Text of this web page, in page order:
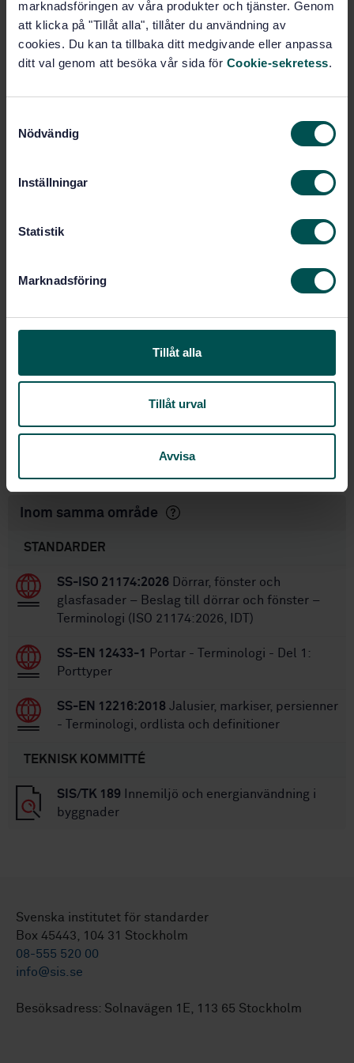
marknadsföringen av våra produkter och tjänster. Genom
att klicka på "Tillåt alla", tillåter du användning av
cookies. Du kan ta tillbaka ditt medgivande eller anpassa
ditt val genom att besöka vår sida för Cookie-sekretess.
Nödvändig
Inställningar
Statistik
Marknadsföring
Tillåt alla
Tillåt urval
Avvisa
Prenumerera på standarden - Läs mer
Lägg i varukorgen
Språk:
beräkningsmetoder - för enskilda
Internationell titel:Thermal performance of
windows, doors and shutters -
Determination of thermal transmittance
Fastställd:2003-08-08
Inom samma område
STANDARDER
SS-ISO 21174:2026 Dörrar, fönster och
glasfasader – Beslag till dörrar och fönster –
Terminologi (ISO 21174:2026, IDT)
SS-EN 12433-1
Portar - Terminologi - Del 1:
Porttyper
SS-EN 12216:2018 Jalusier, markiser, persienner
- Terminologi, ordlista och definitioner
TEKNISK KOMMITTÉ
SIS/TK 189 Innemiljö och energianvändning i
byggnader
Svenska institutet för standarder
Box 45443, 104 31 Stockholm
08-555 520 00
info@sis.se
Besöksadress: Solnavägen 1E, 113 65 Stockholm